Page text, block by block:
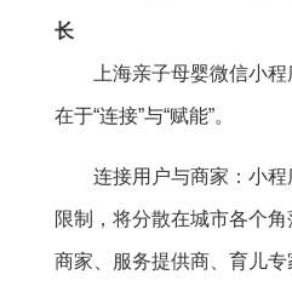
长
上海亲子母婴微信小
在于“连接”与“赋能”。
连接用户与商家：小
限制，将分散在城市各个
商家、服务提供商、育儿